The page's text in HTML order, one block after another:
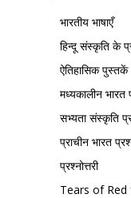
भारतीय भाषाएँ
हिन्दू संस्कृति के
ऐतिहासिक पुस्तकें
मध्यकालीन भारत
सभ्यता संस्कृति
प्राचीन भारत
प्रश्नोत्तरी
Tears of Red